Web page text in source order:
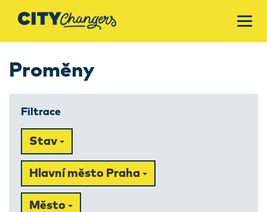
Proměny
Filtrace
Stav
Hlavní město Praha
Město